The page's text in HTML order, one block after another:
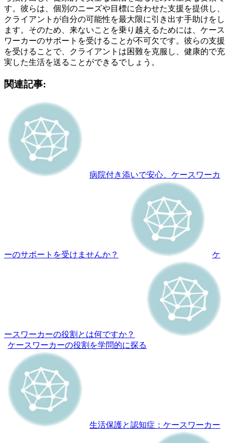
す。彼らは、個別のニーズや目標に合わせた支援を提供し、
クライアントが自分の可能性を最大限に引き出す手助けをし
ます。そのため、来ないことを乗り越えるためには、ケース
ワーカーのサポートを受けることが不可欠です。彼らの支援
を受けることで、クライアントは困難を克服し、健康的で充
実した生活を送ることができるでしょう。
関連記事:
病院付き添いで安心、ケースワーカ
ーのサポートを受けませんか？ ケ
ースワーカーの役割とは何ですか？
ケースワーカーの役割を学問的に探る
生活保護と認知症：ケースワーカー